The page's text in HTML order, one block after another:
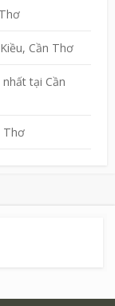
Cần Thơ
tại Cần
Thơ